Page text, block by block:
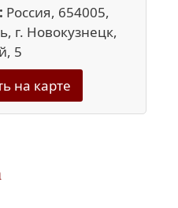
Россия, 654005,
г. Новокузнецк,
5
на карте